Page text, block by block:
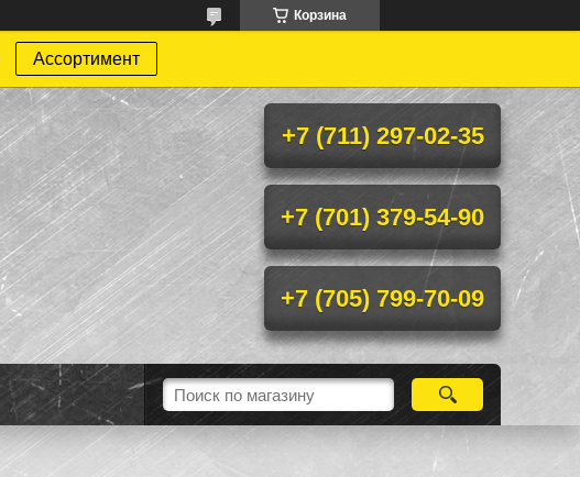
Корзина
Ассортимент
+7 (711) 297-02-35
+7 (701) 379-54-90
+7 (705) 799-70-09